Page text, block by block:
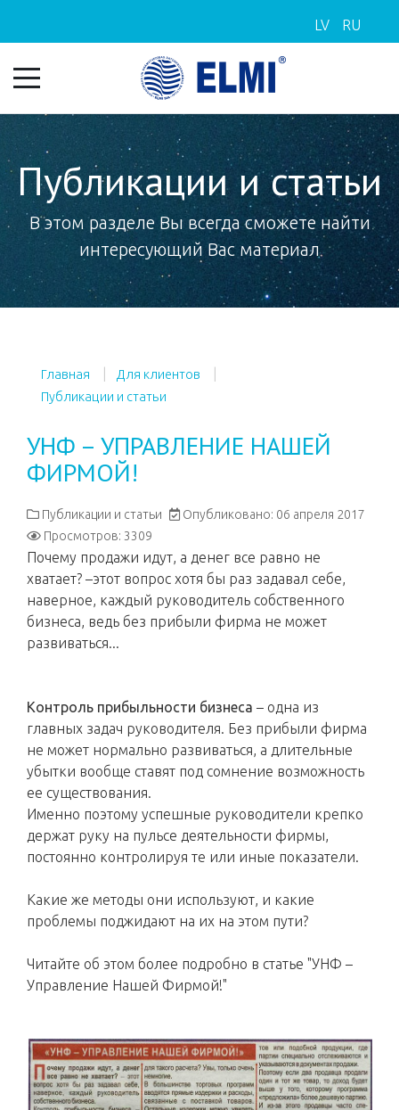
LV RU
Публикации и статьи
В этом разделе Вы всегда сможете найти
интересующий Вас материал
Главная
Для клиентов
Публикации и статьи
УНФ – УПРАВЛЕНИЕ НАШЕЙ
ФИРМОЙ!
Публикации и статьи
Опубликовано: 06 апреля 2017
Просмотров: 3309
Почему продажи идут, а денег все равно не
хватает? –этот вопрос хотя бы раз задавал себе,
наверное, каждый руководитель собственного
бизнеса, ведь без прибыли фирма не может
развиваться...
Контроль прибыльности бизнеса – одна из
главных задач руководителя. Без прибыли фирма
не может нормально развиваться, а длительные
убытки вообще ставят под сомнение возможность
ее существования.
Именно поэтому успешные руководители крепко
держат руку на пульсе деятельности фирмы,
постоянно контролируя те или иные показатели.
Какие же методы они используют, и какие
проблемы поджидают на их на этом пути?
Читайте об этом более подробно в статье "УНФ –
Управление Нашей Фирмой!"